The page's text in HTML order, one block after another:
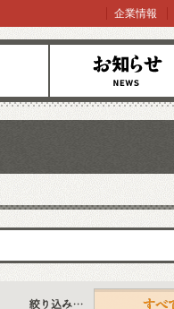
お知らせ
企業情報